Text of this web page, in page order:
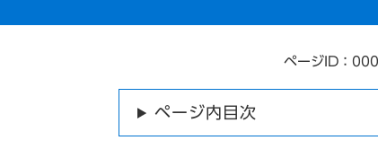
ページID：
ページ内目次